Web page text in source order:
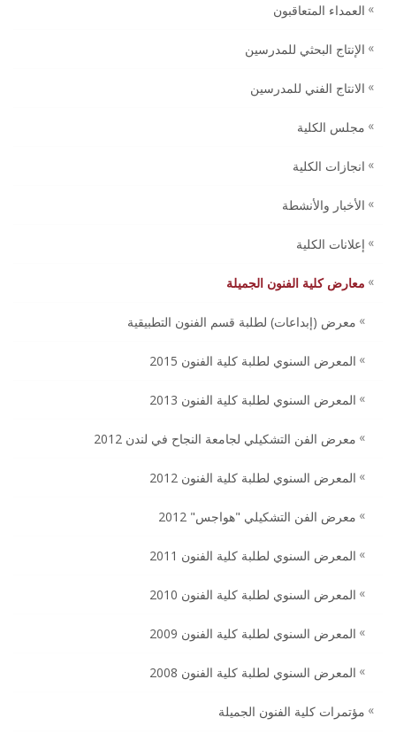
العمداء المتعاقبون
الإنتاج البحثي للمدرسين
الانتاج الفني للمدرسين
مجلس الكلية
انجازات الكلية
الأخبار والأنشطة
إعلانات الكلية
معارض كلية الفنون الجميلة
معرض (إبداعات) لطلبة قسم الفنون التطبيقية
المعرض السنوي لطلبة كلية الفنون 2015
المعرض السنوي لطلبة كلية الفنون 2013
معرض الفن التشكيلي لجامعة النجاح في لندن 2012
المعرض السنوي لطلبة كلية الفنون 2012
معرض الفن التشكيلي "هواجس" 2012
المعرض السنوي لطلبة كلية الفنون 2011
المعرض السنوي لطلبة كلية الفنون 2010
المعرض السنوي لطلبة كلية الفنون 2009
المعرض السنوي لطلبة كلية الفنون 2008
مؤتمرات كلية الفنون الجميلة